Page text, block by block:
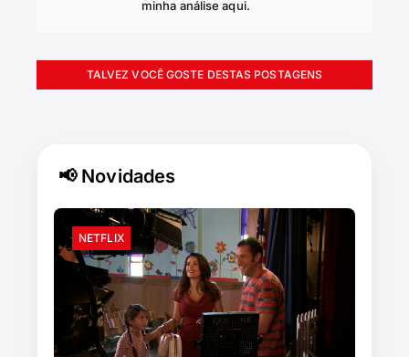
minha análise aqui.
TALVEZ VOCÊ GOSTE DESTAS POSTAGENS
📢 Novidades
NETFLIX